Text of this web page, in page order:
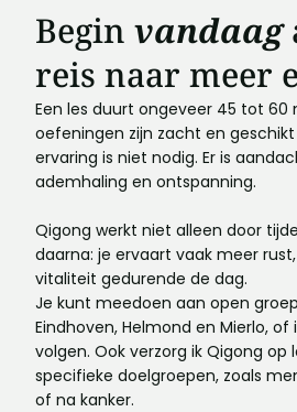
Begin vandaag
reis naar meer
Een les duurt ongeveer 45 tot 60
oefeningen zijn zacht en
ervaring is niet nodig. Er is
ademhaling en ontspanning.
Qigong werkt niet alleen door
daarna: je ervaart vaak meer
vitaliteit gedurende de dag.
Je kunt meedoen aan open
Eindhoven, Helmond en Mierlo, of
volgen. Ook verzorg ik Qigong op
specifieke doelgroepen, zoals
of na kanker.